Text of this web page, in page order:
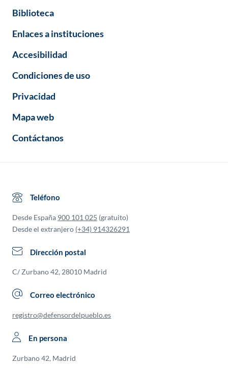
Biblioteca
Enlaces a instituciones
Accesibilidad
Condiciones de uso
Privacidad
Mapa web
Contáctanos
Teléfono
Desde España 900 101 025 (gratuito)
Desde el extranjero (+34) 914326291
Dirección postal
C/ Zurbano 42, 28010 Madrid
Correo electrónico
registro@defensordelpueblo.es
En persona
Zurbano 42, Madrid